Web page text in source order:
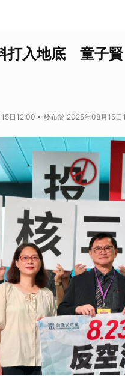
打入地底 童子
日12:00 • 發布於 2025年08月15日